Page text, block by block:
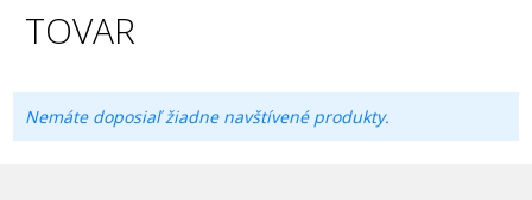
TOVAR
Nemáte doposiaľ žiadne navštívené produkty.